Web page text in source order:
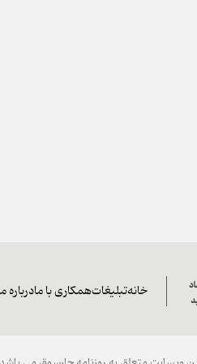
خانهتبلیغاتهمکاری با مادرباره